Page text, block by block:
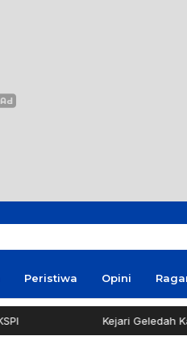
Peristiwa Opini
Kejari Geledah Kantor Dinas